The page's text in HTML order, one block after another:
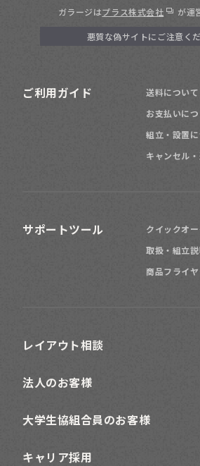
ガラージはプラス株式会社 が運
悪質な偽サイトにご注意くだ
ご利用ガイド
送料について
お支払いに
組立・設置
キャンセル
サポートツール
クイックオ
取扱・組立
商品フライ
レイアウト相談
法人のお客様
大学生協組合員のお客様
キャリア採用